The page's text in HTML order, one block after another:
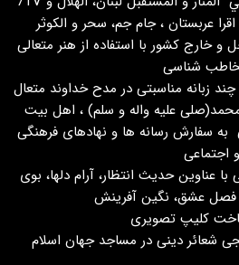
عربستان ، جام جم، سحر و الكوثر
و خارج کشور با استفاده از هنر متعالی
شناسی
زبانه مناسبتی در مدح خداوند متعال
علیه واله و سلم) ، اهل بیت
سفارش رسانه ها و نهادهای فرهنگی
و اجتماعی
عناوین حدیث انتظار، آرام دلها، بوی
عشق، نگین آفرینش
کلیپ تصویری
شعائر دینی در مساجد جهان اسلام